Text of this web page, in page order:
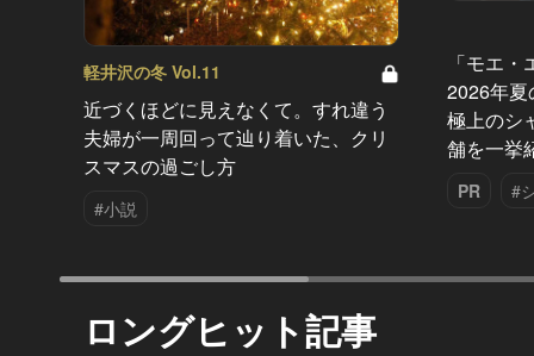
軽井沢の冬 Vol.11
近づくほどに見えなくて。すれ違う
夫婦が一周回って辿り着いた、クリ
スマスの過ごし方
#小説
「モエ
2026年夏
極上のシ
舗を一挙
PR #
ロングヒット記事